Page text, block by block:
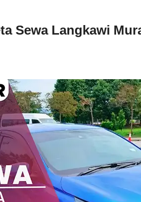
Sewa Langkawi